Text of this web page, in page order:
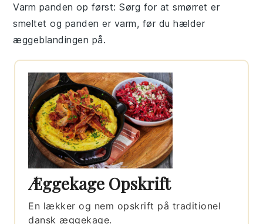
Varm panden op først: Sørg for atsmørret er
smeltet og panden er varm, før du hælder
æggeblandingen på.
Æggekage Opskrift
En lækker og nem opskrift på traditionel
dansk æggekage.